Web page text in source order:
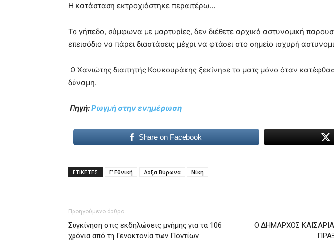
Η κατάσταση εκτροχιάστηκε περαιτέρω…
Το γήπεδο, σύμφωνα με μαρτυρίες, δεν διέθετε αρχικά αστυνομική
επεισόδιο να πάρει διαστάσεις μέχρι να φτάσει στο σημείο ισχυρή
Ο Χανιώτης διαιτητής Κουκουράκης ξεκίνησε το ματς μόνο όταν
δύναμη.
Πηγή:Ρωγμή στην ενημέρωση
Share on Facebook
ΕΤΙΚΕΤΕΣ Γ’ Εθνική Δόξα Βύρωνα Νίκη
Προηγούμενο άρθρο
Συγκίνηση στις εκδηλώσεις μνήμης για τα 106
χρόνια από τη Γενοκτονία των Ποντίων
Ο ΔΗΜΑΡΧΟΣ